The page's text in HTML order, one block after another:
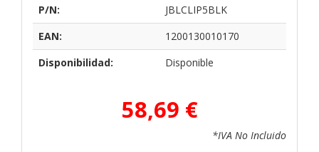
P/N:
JBLCLIP5BLK
EAN:
1200130010170
Disponibilidad:
Disponible
58,69 €
*IVA No Incluido